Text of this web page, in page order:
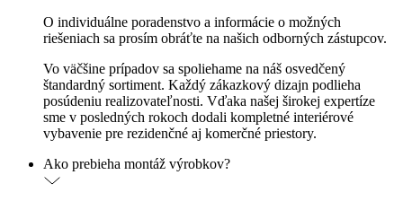
O individuálne poradenstvo a informácie o možných
riešeniach sa prosím obráťte na našich odborných zástupcov.
Vo väčšine prípadov sa spoliehame na náš osvedčený
štandardný sortiment. Každý zákazkový dizajn podlieha
posúdeniu realizovateľnosti. Vďaka našej širokej expertíze
sme v posledných rokoch dodali kompletné interiérové
vybavenie pre rezidenčné aj komerčné priestory.
Ako prebieha montáž výrobkov?